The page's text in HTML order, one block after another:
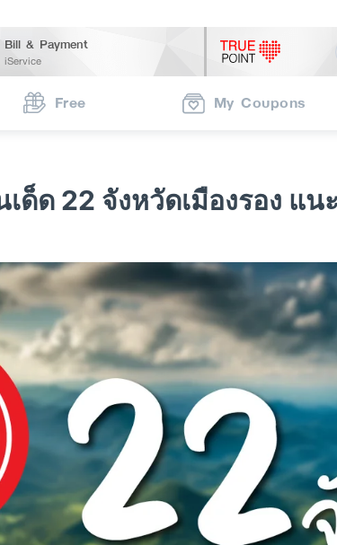
Bill & Payment
iService
Free My Coupons
ด็ด 22 จังหวัดเมืองรอง แ